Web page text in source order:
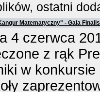
ostatni
Matematyczny" - Gala
4 czerwca
z rąk
w